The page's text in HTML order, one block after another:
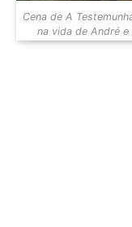
Cena de A
na vida de André